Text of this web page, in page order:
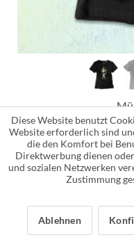
Diese Website benutzt
Website erforderlich sind
die den Komfort bei
Direktwerbung dienen
und sozialen Netzwerken
Zustimmung
Ablehnen